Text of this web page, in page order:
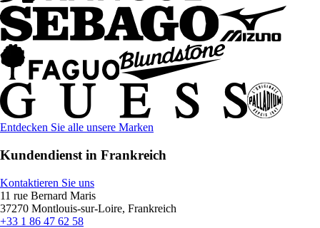
Entdecken Sie alle unsere Marken
Kundendienst in Frankreich
Kontaktieren Sie uns
11 rue Bernard Maris
37270 Montlouis-sur-Loire, Frankreich
+33 1 86 47 62 58